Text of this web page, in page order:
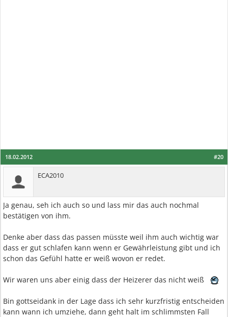
#20
18.02.2012
ECA2010
Ja genau, seh ich auch so und lass mir das auch nochmal
bestätigen von ihm.
Denke aber dass das passen müsste weil ihm auch wichtig war
dass er gut schlafen kann wenn er Gewährleistung gibt und ich
schon das Gefühl hatte er weiß wovon er redet.
Wir waren uns aber einig dass der Heizerer das nicht weiß
Bin gottseidank in der Lage dass ich sehr kurzfristig entscheiden
kann wann ich umziehe, dann geht halt im schlimmsten Fall